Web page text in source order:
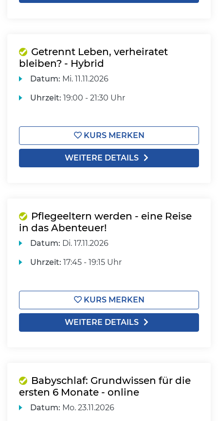
Getrennt Leben, verheiratet
bleiben? - Hybrid
Datum: Mi. 11.11.2026
Uhrzeit: 19:00 - 21:30 Uhr
KURS MERKEN
WEITERE DETAILS
Pflegeeltern werden - eine Reise
in das Abenteuer!
Datum: Di. 17.11.2026
Uhrzeit: 17:45 - 19:15 Uhr
KURS MERKEN
WEITERE DETAILS
Babyschlaf: Grundwissen für die
ersten 6 Monate - online
Datum: Mo. 23.11.2026